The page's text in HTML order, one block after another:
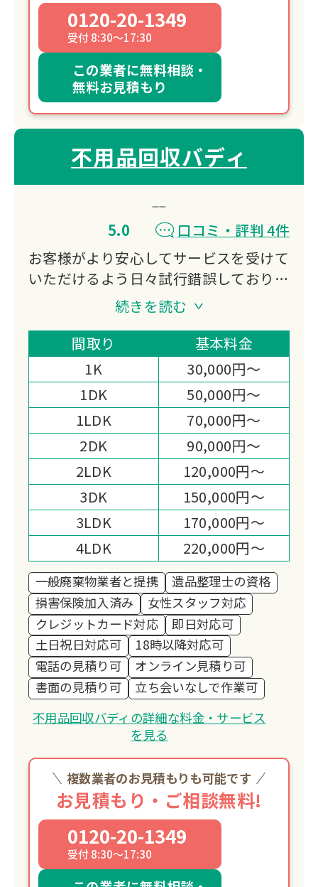
0120-20-1349
受付 8:30～17:30
この業者に無料相談・
無料お見積もり
不用品回収バディ
5.0
口コミ・評判 4件
お客様がより安心してサービスを受けて
いただけるよう日々試行錯誤しており、
当社スタッフは誠実で分かり易い説明か
ら明朗な会計まで、お客様の「安心、安
全」に繋がる行動を第一にしています。
ぜひご安心いただき、当社の不用品回収
サービス及び、ハウスクリーニングをご
体感ください。
続きを読む
間取り
基本料金
1K
30,000円～
1DK
50,000円～
1LDK
70,000円～
2DK
90,000円～
2LDK
120,000円～
3DK
150,000円～
3LDK
170,000円～
4LDK
220,000円～
一般廃棄物業者と提携
遺品整理士の資格
損害保険加入済み
女性スタッフ対応
クレジットカード対応
即日対応可
土日祝日対応可
18時以降対応可
電話の見積り可
オンライン見積り可
書面の見積り可
立ち会いなしで作業可
不用品回収バディの詳細な料金・サービス
を見る
複数業者のお見積もりも可能です
お見積もり・ご相談無料!
0120-20-1349
受付 8:30～17:30